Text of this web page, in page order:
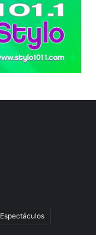
Espectáculos